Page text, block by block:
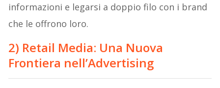
informazioni e legarsi a doppio filo con i brand
che le offrono loro.
2) Retail Media: Una Nuova
Frontiera nell’Advertising